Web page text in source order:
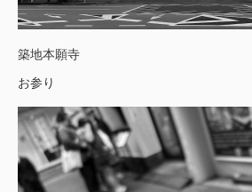
築地本願寺
お参り